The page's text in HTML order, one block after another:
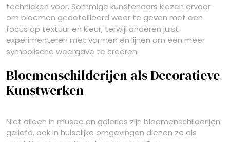
technieken voor. Sommige kunstenaars kiezen ervoor
om bloemen gedetailleerd weer te geven met een
focus op textuur en kleur, terwijl anderen juist
experimenteren met vormen en lijnen om een meer
symbolische weergave te creëren.
Bloemenschilderijen als Decoratieve
Kunstwerken
Niet alleen in musea en galeries zijn bloemenschilderijen
geliefd, ook in huiselijke omgevingen dienen ze als